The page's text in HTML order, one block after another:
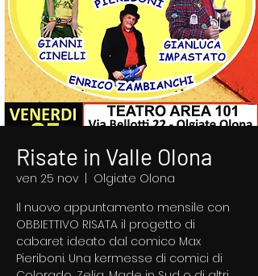
Risate in Valle Olona
ven 25 nov
Olgiate Olona
Il nuovo appuntamento mensile con
OBBIETTIVO RISATA il progetto di
cabaret ideato dal comico Max
Pieriboni. Una kermesse di comici di